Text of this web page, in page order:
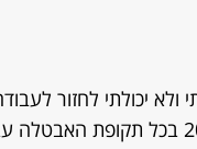
אושפזתי ולא יכולתי לחזור
אבטלה לכל התקופה עד לחודש מרץ 2008 בכל